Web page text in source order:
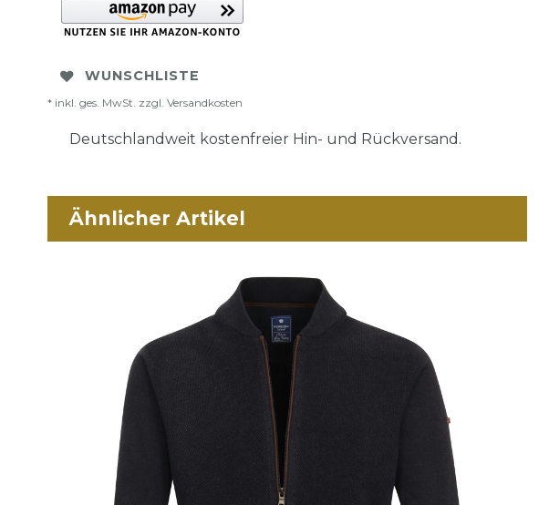
WUNSCHLISTE
* inkl. ges. MwSt. zzgl. Versandkosten
Deutschlandweit kostenfreier Hin- und Rückversand.
Ähnlicher Artikel